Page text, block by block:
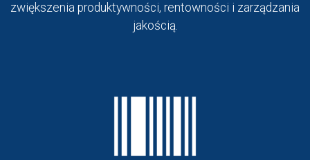
zwiększenia produktywności, rentowności i zarządzania
jakością.